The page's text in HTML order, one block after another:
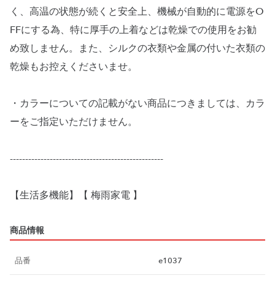
く、高温の状態が続くと安全上、機械が自動的に電源をO
FFにする為、特に厚手の上着などは乾燥での使用をお勧
め致しません。また、シルクの衣類や金属の付いた衣類の
乾燥もお控えくださいませ。
・カラーについての記載がない商品につきましては、カラ
ーをご指定いただけません。
--------------------------------------------------
商品情報
品番 e1037